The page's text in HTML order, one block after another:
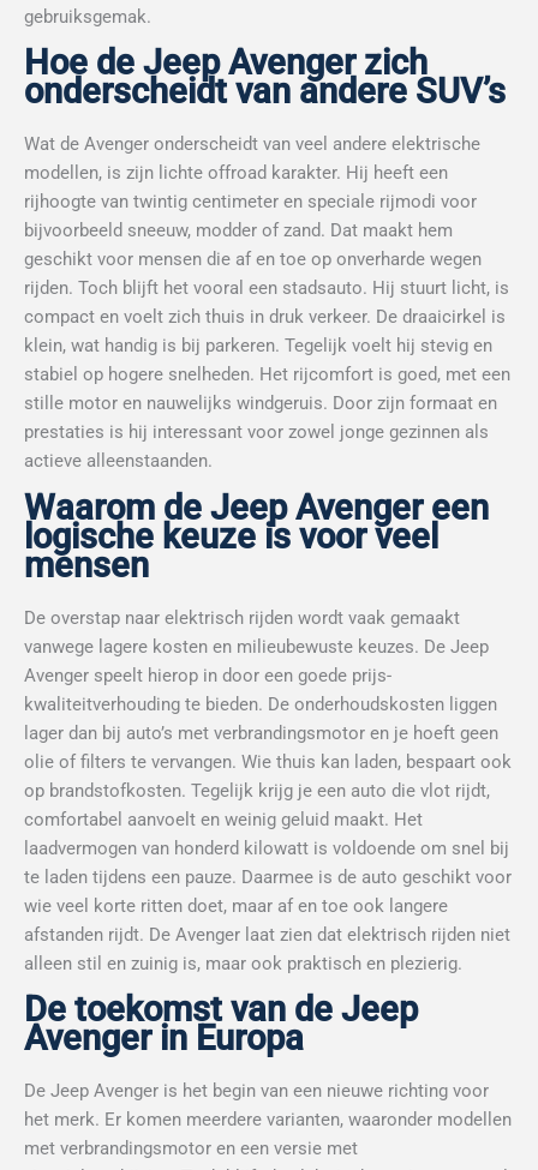
gebruiksgemak.
Hoe de Jeep Avenger zich
onderscheidt van andere SUV’s
Wat de Avenger onderscheidt van veel andere elektrische
modellen, is zijn lichte offroad karakter. Hij heeft een
rijhoogte van twintig centimeter en speciale rijmodi voor
bijvoorbeeld sneeuw, modder of zand. Dat maakt hem
geschikt voor mensen die af en toe op onverharde wegen
rijden. Toch blijft het vooral een stadsauto. Hij stuurt licht, is
compact en voelt zich thuis in druk verkeer. De draaicirkel is
klein, wat handig is bij parkeren. Tegelijk voelt hij stevig en
stabiel op hogere snelheden. Het rijcomfort is goed, met een
stille motor en nauwelijks windgeruis. Door zijn formaat en
prestaties is hij interessant voor zowel jonge gezinnen als
actieve alleenstaanden.
Waarom de Jeep Avenger een
logische keuze is voor veel
mensen
De overstap naar elektrisch rijden wordt vaak gemaakt
vanwege lagere kosten en milieubewuste keuzes. De Jeep
Avenger speelt hierop in door een goede prijs-
kwaliteitverhouding te bieden. De onderhoudskosten liggen
lager dan bij auto’s met verbrandingsmotor en je hoeft geen
olie of filters te vervangen. Wie thuis kan laden, bespaart ook
op brandstofkosten. Tegelijk krijg je een auto die vlot rijdt,
comfortabel aanvoelt en weinig geluid maakt. Het
laadvermogen van honderd kilowatt is voldoende om snel bij
te laden tijdens een pauze. Daarmee is de auto geschikt voor
wie veel korte ritten doet, maar af en toe ook langere
afstanden rijdt. De Avenger laat zien dat elektrisch rijden niet
alleen stil en zuinig is, maar ook praktisch en plezierig.
De toekomst van de Jeep
Avenger in Europa
De Jeep Avenger is het begin van een nieuwe richting voor
het merk. Er komen meerdere varianten, waaronder modellen
met verbrandingsmotor en een versie met